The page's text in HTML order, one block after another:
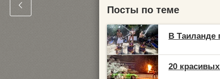
Посты по теме
В Таиланде
20